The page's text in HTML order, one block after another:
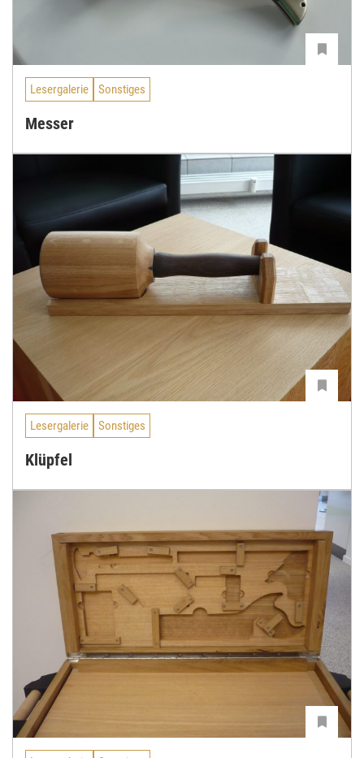
Lesergalerie Sonstiges
Messer
Lesergalerie Sonstiges
Klüpfel